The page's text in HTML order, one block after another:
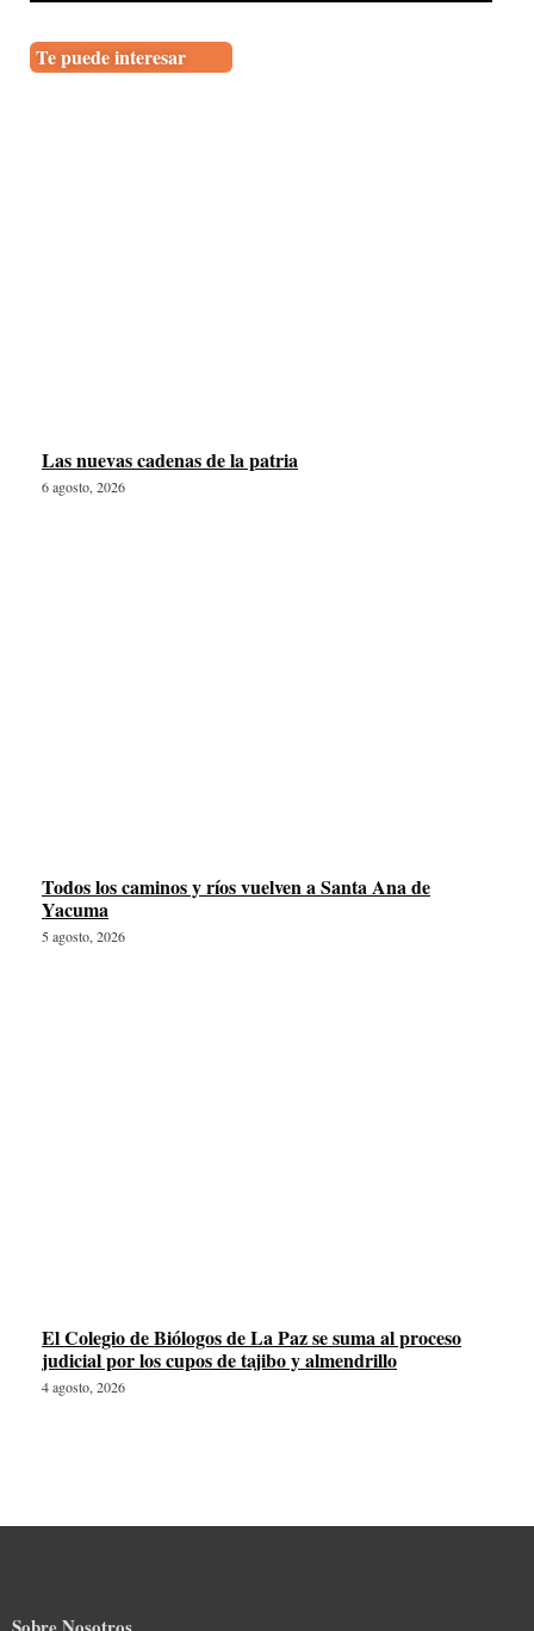
Te puede interesar
Las nuevas cadenas de la patria
6 agosto, 2026
Todos los caminos y ríos vuelven a Santa Ana de
Yacuma
5 agosto, 2026
El Colegio de Biólogos de La Paz se suma al proceso
judicial por los cupos de tajibo y almendrillo
4 agosto, 2026